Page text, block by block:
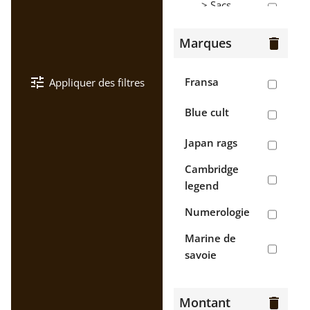
tune Appliquer des filtres
> Sacs
Hommes
Chemisettes
> Pantalons
Marques delete
Fransa
Blue cult
Japan rags
Cambridge
legend
Numerologie
Marine de
savoie
Montant delete